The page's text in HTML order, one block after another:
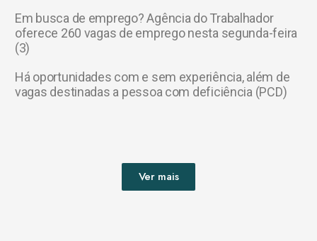
Em busca de emprego? Agência do Trabalhador
oferece 260 vagas de emprego nesta segunda-feira
(3)
Há oportunidades com e sem experiência, além de
vagas destinadas a pessoa com deficiência (PCD)
Ver mais